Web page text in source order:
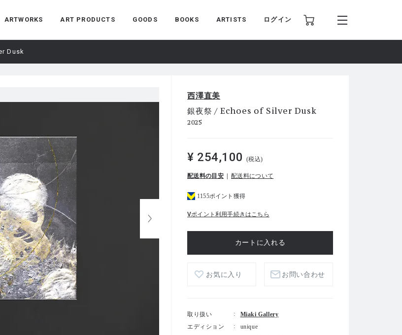
ARTWORKS ART PRODUCTS GOODS BOOKS ARTISTS ログイン
Dusk
西澤直美
銀夜祭 / Echoes of Silver Dusk
2025
¥ 254,100 (税込)
配送料の目安 配送料について
1155ポイント獲得
Vポイント利用手続きはこちら
お気に入り お問い合わせ
取り扱い
Miaki Gallery
エディション
unique